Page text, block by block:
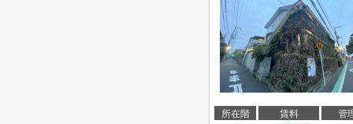
所在階 賃料
管